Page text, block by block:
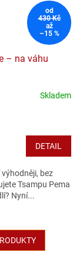
od
430 Kč
až
–15 %
– na váhu
Skladem
DETAIL
bez
Tsampu Pema
Nyní...